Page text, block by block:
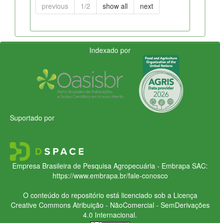
previous 1/2 show all next
Indexado por
Suportado por
Empresa Brasileira de Pesquisa Agropecuária - Embrapa SAC:
https://www.embrapa.br/fale-conosco
O conteúdo do repositório está licenciado sob a Licença
Creative CommonsAtribuição - NãoComercial - SemDerivações
4.0 Internacional.